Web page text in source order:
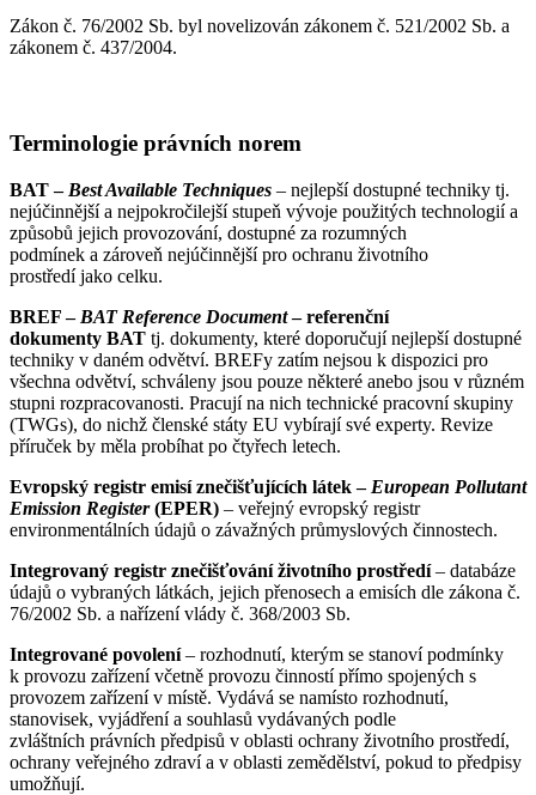
Zákon č. 76/2002 Sb. byl novelizován zákonem č. 521/2002 Sb. a
zákonem č. 437/2004.
Terminologie právních norem
BAT – Best Available Techniques – nejlepší dostupné techniky tj.
nejúčinnější a nejpokročilejší stupeň vývoje použitých technologií a
způsobů jejich provozování, dostupné za rozumných
podmínek a zároveň nejúčinnější pro ochranu životního
prostředí jako celku.
BREF – BAT Reference Document– referenční
dokumenty BAT tj. dokumenty, které doporučují nejlepší dostupné
techniky v daném odvětví. BREFy zatím nejsou k dispozici pro
všechna odvětví, schváleny jsou pouze některé anebo jsou v různém
stupni rozpracovanosti. Pracují na nich technické pracovní skupiny
(TWGs), do nichž členské státy EU vybírají své experty. Revize
příruček by měla probíhat po čtyřech letech.
Evropský registr emisí znečišťujících látek – European Pollutant
Emission Register(EPER) – veřejný evropský registr
environmentálních údajů o závažných průmyslových činnostech.
Integrovaný registr znečišťování životního prostředí– databáze
údajů o vybraných látkách, jejich přenosech a emisích dle zákona č.
76/2002 Sb. a nařízení vlády č. 368/2003 Sb.
Integrované povolení– rozhodnutí, kterým se stanoví podmínky
k provozu zařízení včetně provozu činností přímo spojených s
provozem zařízení v místě. Vydává se namísto rozhodnutí,
stanovisek, vyjádření a souhlasů vydávaných podle
zvláštních právních předpisů v oblasti ochrany životního prostředí,
ochrany veřejného zdraví a v oblasti zemědělství, pokud to předpisy
umožňují.